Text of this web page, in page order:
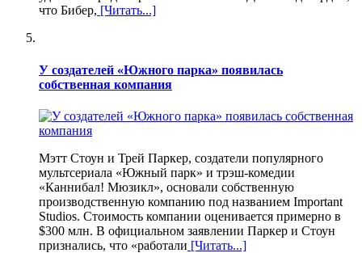
что Бибер, [Читать...]
У создателей «Южного парка» появилась
собственная компания
Мэтт Стоун и Трей Паркер, создатели популярного
мультсериала «Южный парк» и трэш-комедии
«Каннибал! Мюзикл», основали собственную
производственную компанию под названием Important
Studios. Стоимость компании оценивается примерно в
$300 млн. В официальном заявлении Паркер и Стоун
признались, что «работали [Читать...]